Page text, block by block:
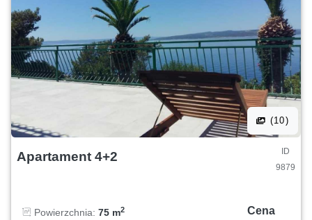
(10)
Apartament 4+2
ID
9879
Powierzchnia: 75 m2
Cena